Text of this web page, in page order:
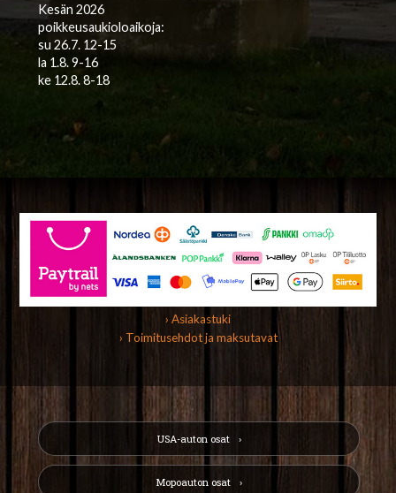
Kesän 2026
poikkeusaukioloaikoja:
su 26.7. 12-15
la 1.8. 9-16
ke 12.8. 8-18
› Asiakastuki
› Toimitusehdot ja maksutavat
USA-auton osat
Mopoauton osat